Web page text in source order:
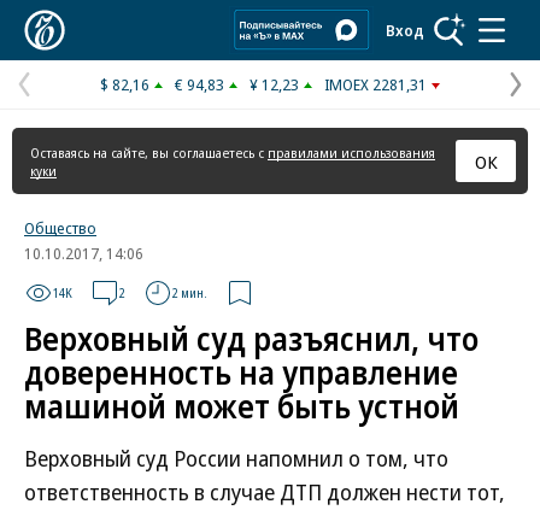
Вход
Предыдущая
страница
$ 82,16 € 94,83 ¥ 12,23 IMOEX 2281,31
Оставаясь на сайте, вы соглашаетесь с правилами использования
куки
ОК
Общество
10.10.2017, 14:06
14K 2 2 мин.
Верховный суд разъяснил, что
доверенность на управление
машиной может быть устной
Верховный суд России напомнил о том, что
ответственность в случае ДТП должен нести тот,